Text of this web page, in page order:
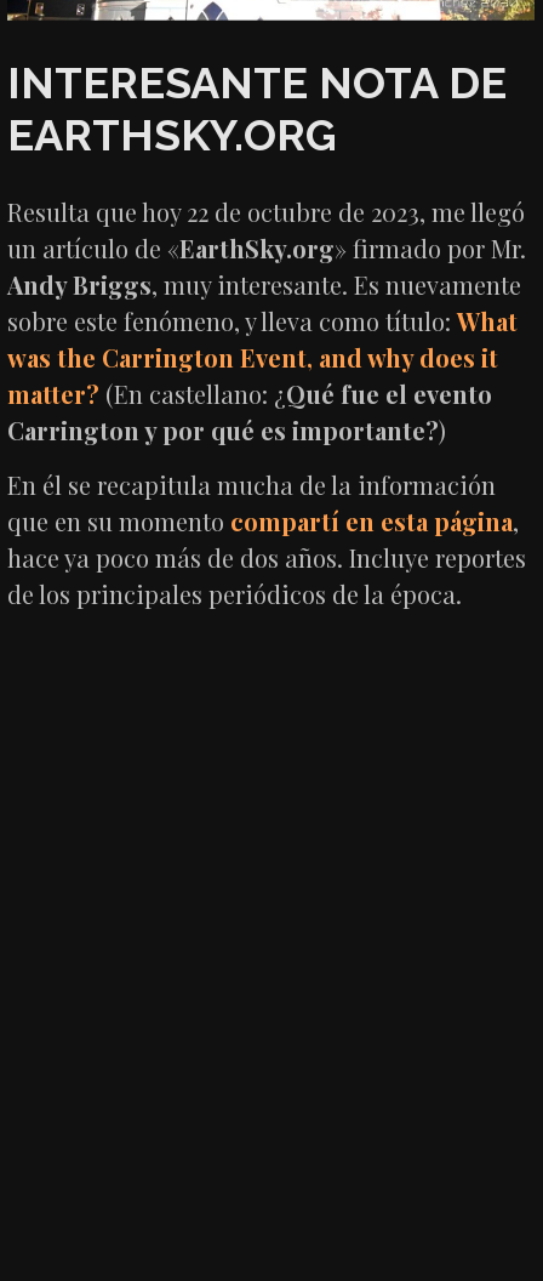
INTERESANTE NOTA DE
EARTHSKY.ORG
Resulta que hoy 22 de octubre de 2023, me llegó
un artículo de «EarthSky.org» firmado por Mr.
Andy Briggs, muy interesante. Es nuevamente
sobre este fenómeno, y lleva como título:What
was the Carrington Event, and why does it
matter? (En castellano: ¿Qué fue el evento
Carrington y por qué es importante?)
En él se recapitula mucha de la información
que en su momento compartí en esta página,
hace ya poco más de dos años. Incluye reportes
de los principales periódicos de la época.